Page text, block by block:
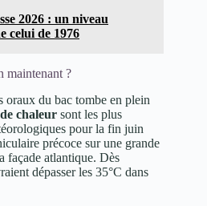
2026 : un niveau
celui de 1976
maintenant ?
oraux du bac tombe en plein
chaleur sont les plus
pour la fin juin
précoce sur une grande
façade atlantique. Dès
dépasser les 35°C dans